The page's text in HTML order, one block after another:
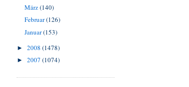
März(140)
Februar(126)
Januar(153)
► 2008 (1478)
► 2007 (1074)